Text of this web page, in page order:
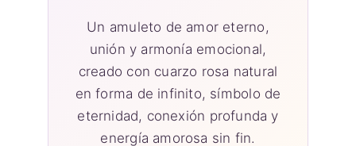
Un amuleto de amor eterno,
unión y armonía emocional,
creado con cuarzo rosa natural
en forma de infinito, símbolo de
eternidad, conexión profunda y
energía amorosa sin fin.